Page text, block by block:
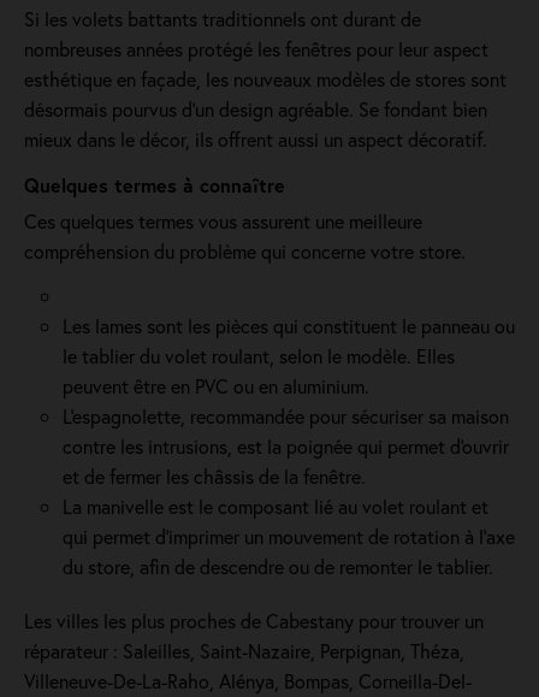
Si les volets battants traditionnels ont durant de
nombreuses années protégé les fenêtres pour leur aspect
esthétique en façade, les nouveaux modèles de stores sont
désormais pourvus d'un design agréable. Se fondant bien
mieux dans le décor, ils offrent aussi un aspect décoratif.
Quelques termes à connaître
Ces quelques termes vous assurent une meilleure
compréhension du problème qui concerne votre store.
Les lames sont les pièces qui constituent le panneau ou
le tablier du volet roulant, selon le modèle. Elles
peuvent être en PVC ou en aluminium.
L'espagnolette, recommandée pour sécuriser sa maison
contre les intrusions, est la poignée qui permet d'ouvrir
et de fermer les châssis de la fenêtre.
La manivelle est le composant lié au volet roulant et
qui permet d’imprimer un mouvement de rotation à l’axe
du store, afin de descendre ou de remonter le tablier.
Les villes les plus proches de Cabestany pour trouver un
réparateur : Saleilles, Saint-Nazaire, Perpignan, Théza,
Villeneuve-De-La-Raho, Alénya, Bompas, Corneilla-Del-